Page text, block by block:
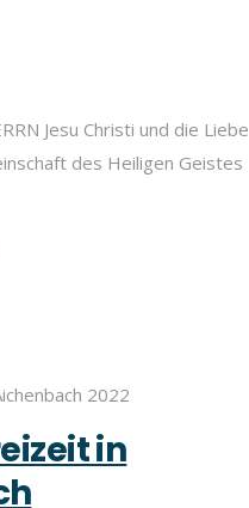
Jesu Christi und die Liebe
des Heiligen Geistes
in